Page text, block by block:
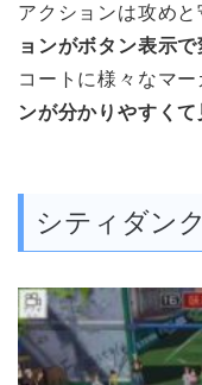
アクションは攻め
ョンがボタン表示で
コートに様々なマー
ンが分かりやすくて
シティダン